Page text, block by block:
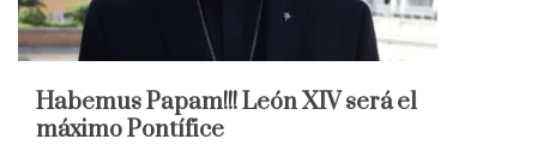
Habemus Papam!!! León XIV será el
máximo Pontífice